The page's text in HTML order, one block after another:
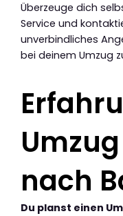
Überzeuge dich
Service und
unverbindliches
bei deinem Umzug
nach
Du planst einen